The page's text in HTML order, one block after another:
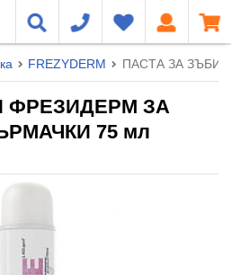
FREZYDERM ПАСТА ЗА ЗЪБИ
ФРЕЗИДЕРМ ЗА
75 мл